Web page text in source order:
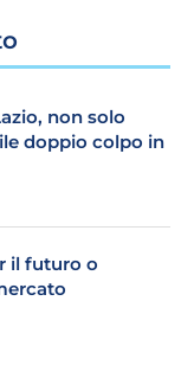
non solo
doppio colpo in
il futuro o